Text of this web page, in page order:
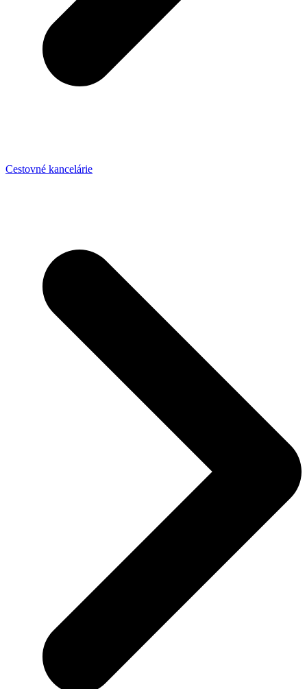
Cestovné kancelárie